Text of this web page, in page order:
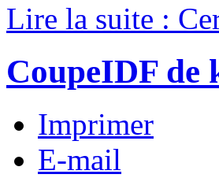
Lire la suite :
CoupeIDF de
Imprimer
E-mail